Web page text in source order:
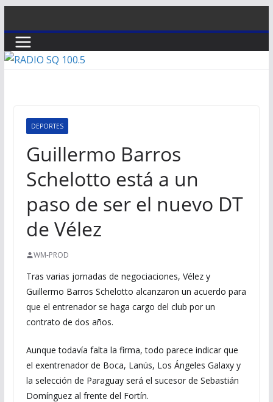
al
contenido
DEPORTES
Guillermo Barros
Schelotto está a un
paso de ser el nuevo DT
de Vélez
WM-PROD
Tras varias jornadas de negociaciones, Vélez y
Guillermo Barros Schelotto alcanzaron un acuerdo para
que el entrenador se haga cargo del club por un
contrato de dos años.
Aunque todavía falta la firma, todo parece indicar que
el exentrenador de Boca, Lanús, Los Ángeles Galaxy y
la selección de Paraguay será el sucesor de Sebastián
Domínguez al frente del Fortín.